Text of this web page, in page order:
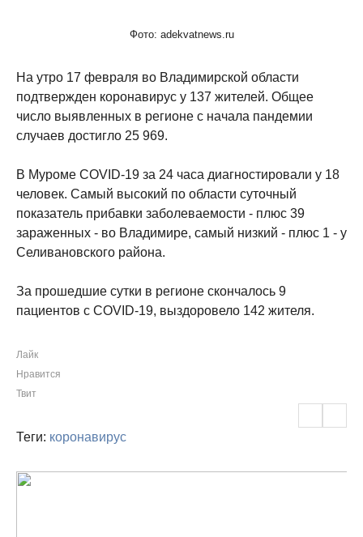
Фото: adekvatnews.ru
На утро 17 февраля во Владимирской области
подтвержден коронавирус у 137 жителей. Общее
число выявленных в регионе с начала пандемии
случаев достигло 25 969.
В Муроме COVID-19 за 24 часа диагностировали у 18
человек. Самый высокий по области суточный
показатель прибавки заболеваемости - плюс 39
зараженных - во Владимире, самый низкий - плюс 1 - у
Селивановского района.
За прошедшие сутки в регионе скончалось 9
пациентов с COVID-19, выздоровело 142 жителя.
Лайк
Нравится
Твит
Теги: коронавирус